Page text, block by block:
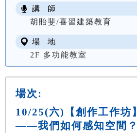
講 師
胡貽斐/喜習建築教育
場 地
2F 多功能教室
場次:
10/25(六)【創作工作坊
——我們如何感知空間